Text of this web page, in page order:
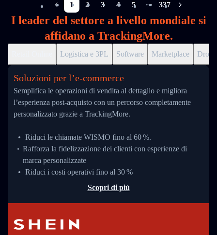
1 2 3 4 5
More pages
337
I leader del settore a livello mondiale si
affidano a TrackingMore.
Logistica e 3PL Software Marketplace
Soluzioni per l’e‑commerce
Semplifica le operazioni di vendita al dettaglio e migliora
l’esperienza post-acquisto con un percorso completamente
personalizzato grazie a TrackingMore.
Riduci le chiamate WISMO fino al 60 %.
Rafforza la fidelizzazione dei clienti con esperienze di
marca personalizzate
Riduci i costi operativi fino al 30 %
Scopri di più